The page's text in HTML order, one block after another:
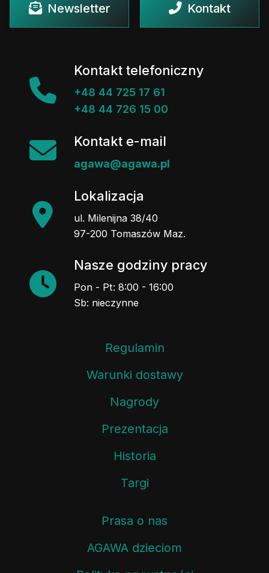
Newsletter Kontakt
Kontakt telefoniczny
+48 44 725 17 61
+48 44 726 15 00
Kontakt e-mail
agawa@agawa.pl
Lokalizacja
ul. Milenijna 38/40
97-200 Tomaszów Maz.
Nasze godziny pracy
Pon - Pt: 8:00 - 16:00
Sb: nieczynne
Regulamin
Warunki dostawy
Nagrody
Prezentacja
Historia
Targi
Prasa o nas
AGAWA dzieciom